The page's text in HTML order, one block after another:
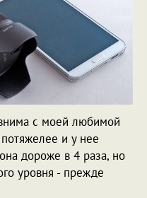
с моей любимой
и у нее
дороже в 4 раза, но
уровня - прежде